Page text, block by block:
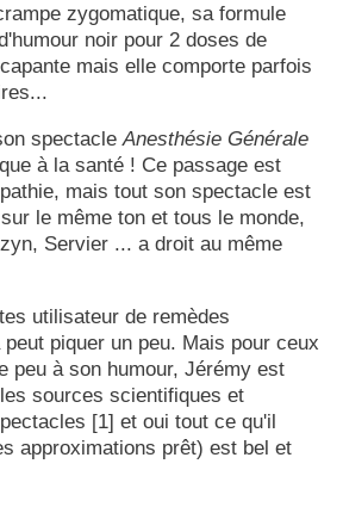
zygomatique, sa formule
noir pour 2 doses de
mais elle comporte parfois
spectacle Anesthésie Générale
à la santé ! Ce passage est
mais tout son spectacle est
le même ton et tous le monde,
Servier ... a droit au même
utilisateur de remèdes
piquer un peu. Mais pour ceux
peu à son humour, Jérémy est
sources scientifiques et
[1] et oui tout ce qu'il
approximations prêt) est bel et